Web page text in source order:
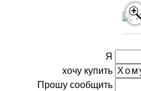
Я
хочу купить
Прошу сообщить